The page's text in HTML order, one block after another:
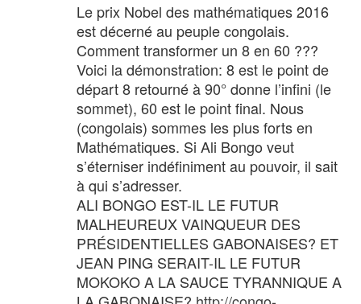
Le prix Nobel des mathématiques 2016
est décerné au peuple congolais.
Comment transformer un 8 en 60 ???
Voici la démonstration: 8 est le point de
départ 8 retourné à 90° donne l’infini (le
sommet), 60 est le point final. Nous
(congolais) sommes les plus forts en
Mathématiques. Si Ali Bongo veut
s’éterniser indéfiniment au pouvoir, il sait
à qui s’adresser.
ALI BONGO EST-IL LE FUTUR
MALHEUREUX VAINQUEUR DES
PRÉSIDENTIELLES GABONAISES? ET
JEAN PING SERAIT-IL LE FUTUR
MOKOKO A LA SAUCE TYRANNIQUE A